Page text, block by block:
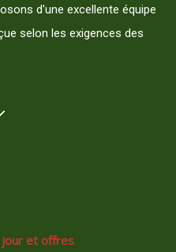
d'une excellente équipe
selon les exigences des
et offres